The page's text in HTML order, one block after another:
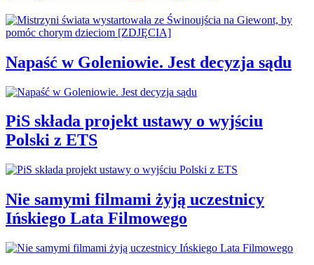
Napaść w Goleniowie. Jest decyzja sądu
PiS składa projekt ustawy o wyjściu
Polski z ETS
Nie samymi filmami żyją uczestnicy
Ińskiego Lata Filmowego